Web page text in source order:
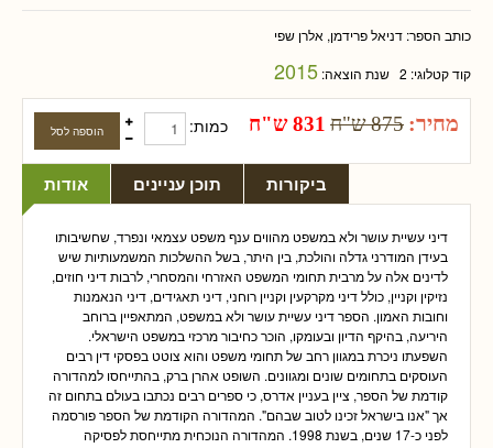
כותב הספר: דניאל פרידמן, אלרן שפי
קוד קטלוגי: 2 שנת הוצאה: 2015
מחיר: 875 ש"ח 831 ש"ח כמות:
אודות תוכן עניינים ביקורות
דיני עשיית עושר ולא במשפט מהווים ענף משפט עצמאי ונפרד, שחשיבותו
בעידן המודרני גדלה והולכת, בין היתר, בשל ההשלכות המשמעותיות שיש
לדינים אלה על מרבית תחומי המשפט האזרחי והמסחרי, לרבות דיני חוזים,
נזיקין וקניין, כולל דיני מקרקעין וקניין רוחני, דיני תאגידים, דיני הנאמנות
וחובות האמון. הספר דיני עשיית עושר ולא במשפט, המתאפיין ברוחב
היריעה, בהיקף הדיון ובעומקו, הוכר כחיבור מרכזי במשפט הישראלי.
השפעתו ניכרת במגוון רחב של תחומי משפט והוא צוטט בפסקי דין רבים
העוסקים בתחומים שונים ומגוונים. השופט אהרן ברק, בהתייחסו למהדורה
קודמת של הספר, ציין בעניין אדרס, כי ספרים רבים נכתבו בעולם בתחום זה
אך "אנו בישראל זכינו לטוב שבהם". המהדורה הקודמת של הספר פורסמה
לפני כ-17 שנים, בשנת 1998. המהדורה הנוכחית מתייחסת לפסיקה